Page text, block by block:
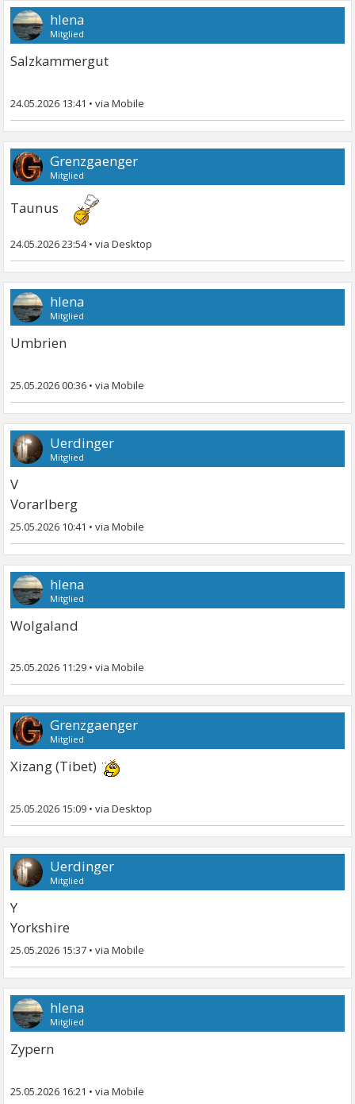
hlena
Mitglied
Salzkammergut
24.05.2026 13:41 •
Grenzgaenger
Mitglied
Taunus
24.05.2026 23:54•
hlena
Mitglied
Umbrien
25.05.2026 00:36 •
Uerdinger
Mitglied
V
Vorarlberg
25.05.2026 10:41 •
hlena
Mitglied
Wolgaland
25.05.2026 11:29 •
Grenzgaenger
Mitglied
Xizang (Tibet)
25.05.2026 15:09 •
Uerdinger
Mitglied
Y
Yorkshire
25.05.2026 15:37 •
hlena
Mitglied
Zypern
25.05.2026 16:21 •